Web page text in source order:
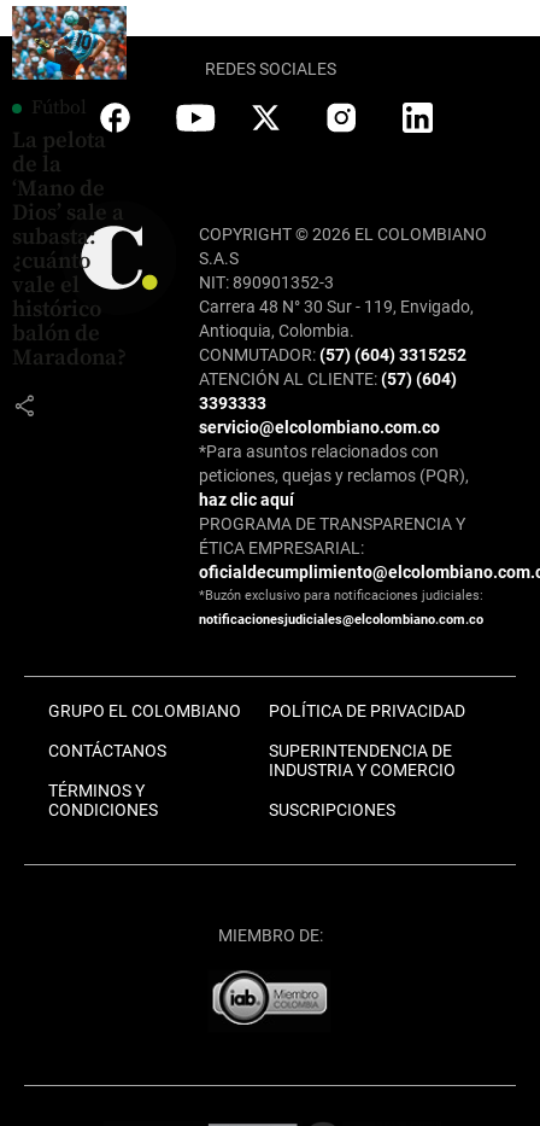
Fútbol
La pelota
de la
‘Mano de
Dios’ sale a
subasta:
¿cuánto
vale el
histórico
balón de
Maradona?
share
REDES SOCIALES
COPYRIGHT © 2026 EL COLOMBIANO
S.A.S
NIT: 890901352-3
Carrera 48 N° 30 Sur - 119, Envigado,
Antioquia, Colombia.
CONMUTADOR:(57) (604) 3315252
ATENCIÓN AL CLIENTE:(57) (604)
3393333
servicio@elcolombiano.com.co
*Para asuntos relacionados con
peticiones, quejas y reclamos (PQR),
haz clic aquí
PROGRAMA DE TRANSPARENCIA Y
ÉTICA EMPRESARIAL:
*Buzón exclusivo para notificaciones judiciales:
notificacionesjudiciales@elcolombiano.com.co
GRUPO EL COLOMBIANO
CONTÁCTANOS
TÉRMINOS Y
CONDICIONES
POLÍTICA DE PRIVACIDAD
SUPERINTENDENCIA DE
INDUSTRIA Y COMERCIO
SUSCRIPCIONES
MIEMBRO DE: